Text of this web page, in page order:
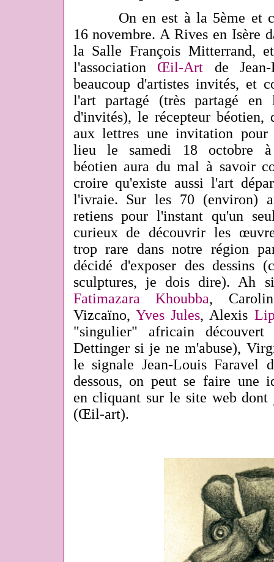
On en est à la 5ème et
16 novembre. A Rives en Isère
la Salle François Mitterrand,
l'association Œil-Art de
beaucoup d'artistes invités, et
l'art partagé (très partagé en
d'invités), le récepteur béotien,
aux lettres une invitation pour
lieu le samedi 18 octobre
béotien aura du mal à savoir
croire qu'existe aussi l'art
l'ivraie. Sur les 70 (environ)
retiens pour l'instant qu'un
curieux de découvrir les
trop rare dans notre région
décidé d'exposer des dessins
sculptures, je dois dire). Ah
Fatimazara Khoubba,
Vizcaïno, Yves Jules, Alexis
"singulier" africain
Dettinger si je ne m'abuse),
le signale Jean-Louis Faravel
dessous, on peut se faire une
en cliquant sur le site web
(Œil-art).